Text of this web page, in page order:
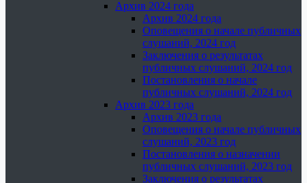
Архив 2024 года
Архив 2024 года
Оповещения о начале публичных
слушаний, 2024 год
Заключения о результатах
публичных слушаний, 2024 год
Постановления о начале
публичных слушаний, 2024 год
Архив 2023 года
Архив 2023 года
Оповещения о начале публичных
слушаний, 2023 год
Постановления о назначении
публичных слушаний, 2023 год
Заключения о результатах